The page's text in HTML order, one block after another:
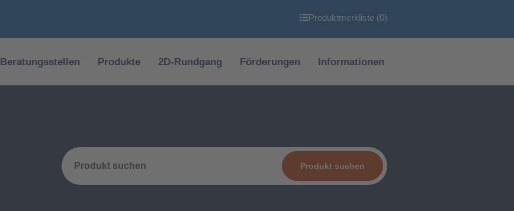
Produktmerkliste (0)
Beratungsstellen Produkte 2D-Rundgang Förderungen Informationen
Produkt suchen